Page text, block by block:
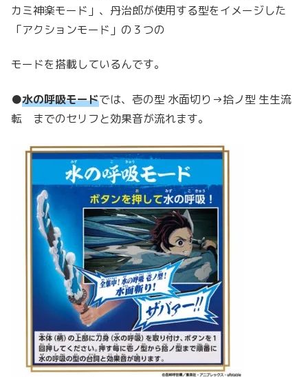
カミ神楽モード」、丹治郎が使用する型をイメージした
「アクションモード」の３つの
モードを搭載しているんです。
●水の呼吸モードでは、壱の型 水面切り→拾ノ型 生生流
転 までのセリフと効果音が流れます。